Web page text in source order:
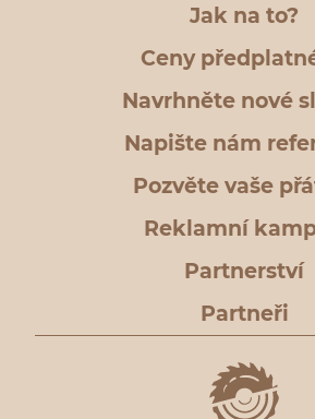
Jak na to?
Ceny
Navrhněte nové
Napište nám
Pozvěte vaše
Reklamní
Partnerství
Partneři